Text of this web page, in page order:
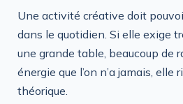
Une activité créative doit
dans le quotidien. Si elle exige
une grande table, beaucoup de
énergie que l’on n’a jamais, elle
théorique.